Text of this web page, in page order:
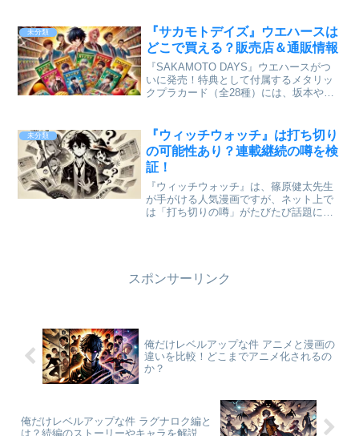
制度の外で戦う「自警団（ヴィジラン
テ）」たち...
未分類
『サカモトデイズ』ウエハースは
どこで買える？販売店＆通販情報
『SAKAMOTO DAYS』ウエハースがつ
いに発売！特典として付属するメタリッ
クプラカード（全28種）には、坂本や南
れています。 しかし、「どこで買える
の？」「確実に...
未分類
『ウィッチウォッチ』は打ち切り
の可能性あり？連載継続の噂を検
証！
『ウィッチウォッチ』は、篠原健太先生
が手がける人気漫画ですが、ネット上で
は「打ち切りの噂」がたびたび話題にな
スポンサーリンク
俺だけレベルアップな件 アニメと漫画の
違いを比較！どこまでアニメ化されるの
か？
俺だけレベルアップな件 ラグナロク編と
は？続編のストーリーやキャラを解説